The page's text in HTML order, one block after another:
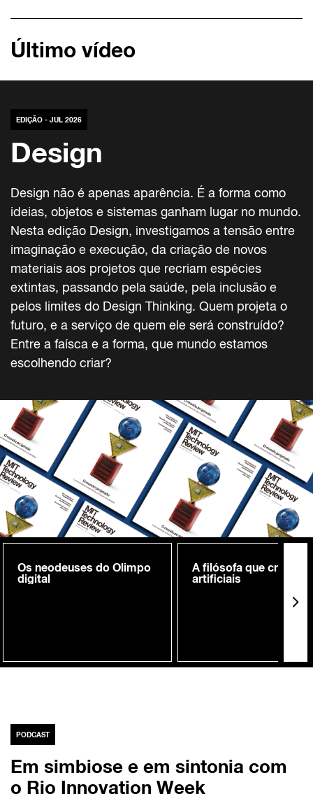
Último vídeo
EDIÇÃO - JUL 2026
Design
Design não é apenas aparência. É a forma como
ideias, objetos e sistemas ganham lugar no mundo.
Nesta edição Design, investigamos a tensão entre
imaginação e execução, da criação de novos
materiais aos projetos que recriam espécies
extintas, passando pela saúde, pela inclusão e
pelos limites do Design Thinking. Quem projeta o
futuro, e a serviço de quem ele será construído?
Entre a faísca e a forma, que mundo estamos
escolhendo criar?
Os neodeuses do Olimpo
digital
A filósofa que cria
artificiais
PODCAST
Em simbiose e em sintonia com
o Rio Innovation Week